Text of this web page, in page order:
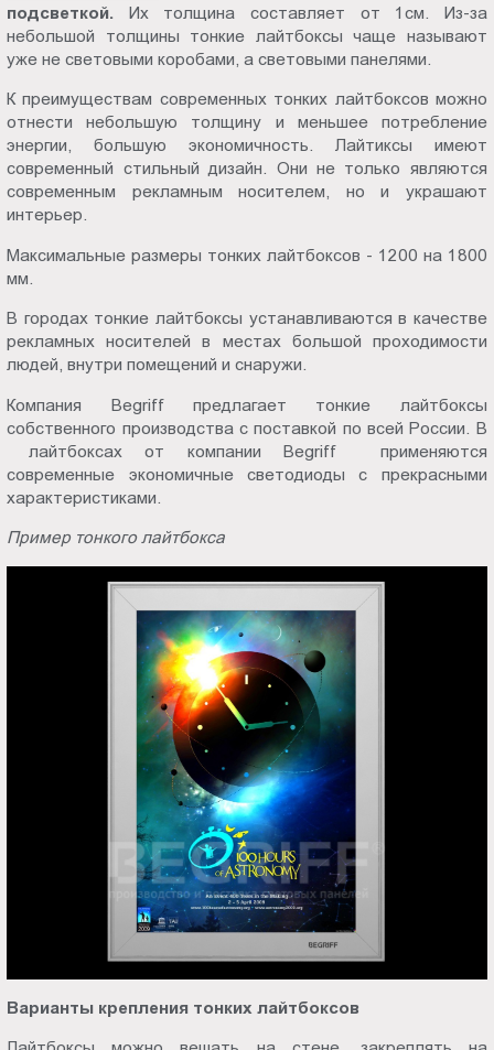
подсветкой. Их толщина составляет от 1см. Из-за
небольшой толщины тонкие лайтбоксы чаще называют
уже не световыми коробами, а световыми панелями.
К преимуществам современных тонких лайтбоксов можно
отнести небольшую толщину и меньшее потребление
энергии, большую экономичность. Лайтиксы имеют
современный стильный дизайн. Они не только являются
современным рекламным носителем, но и украшают
интерьер.
Максимальные размеры тонких лайтбоксов - 1200 на 1800
мм.
В городах тонкие лайтбоксы устанавливаются в качестве
рекламных носителей в местах большой проходимости
людей, внутри помещений и снаружи.
Компания Begriff предлагает тонкие лайтбоксы
собственного производства с поставкой по всей России. В
лайтбоксах от компании Begriff применяются
современные экономичные светодиоды с прекрасными
характеристиками.
Пример тонкого лайтбокса
Варианты крепления тонких лайтбоксов